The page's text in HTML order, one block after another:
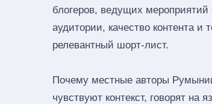
блогеров, ведущих
аудитории, качество контента и
релевантный шорт‑лист.
Почему местные авторы
чувствуют контекст, говорят